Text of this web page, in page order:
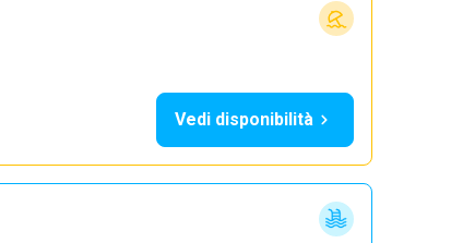
Vedi disponibilità